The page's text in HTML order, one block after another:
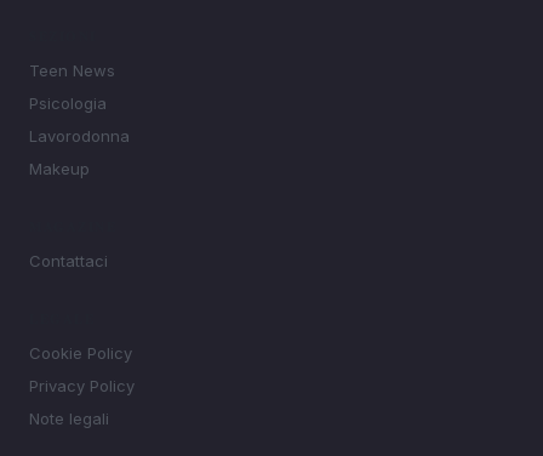
Teen News
Psicologia
Lavorodonna
Makeup
Contattaci
Cookie Policy
Privacy Policy
Note legali